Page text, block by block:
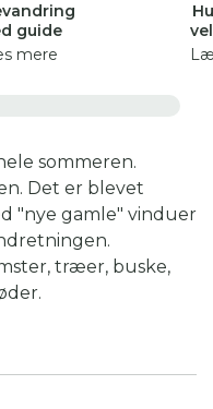
guide
mere
sommeren.
Det er blevet
"nye gamle" vinduer
træer, buske,
plads til en del